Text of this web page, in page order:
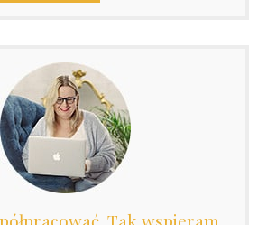
Tak wspieram.